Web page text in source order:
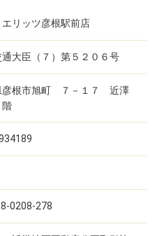
エリッツ彦根駅前店
通大臣（７）第５２０６号
彦根市旭町 ７－１７ 近澤
階
0208-278